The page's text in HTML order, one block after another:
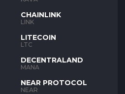
CHAINLINK
LINK
LITECOIN
LTC
DECENTRALAND
MANA
NEAR PROTOCOL
NEAR